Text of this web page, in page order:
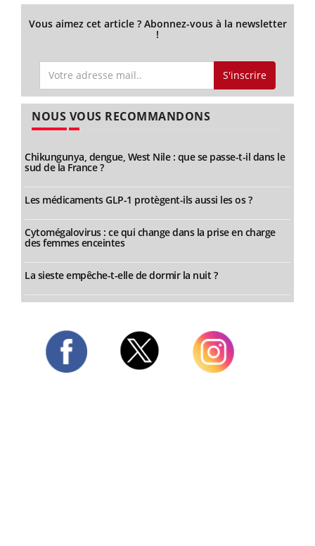
Vous aimez cet article ? Abonnez-vous à la newsletter
!
S'inscrire
NOUS VOUS RECOMMANDONS
Chikungunya, dengue, West Nile : que se passe-t-il dans le
sud de la France ?
Les médicaments GLP-1 protègent-ils aussi les os ?
Cytomégalovirus : ce qui change dans la prise en charge
des femmes enceintes
La sieste empêche-t-elle de dormir la nuit ?